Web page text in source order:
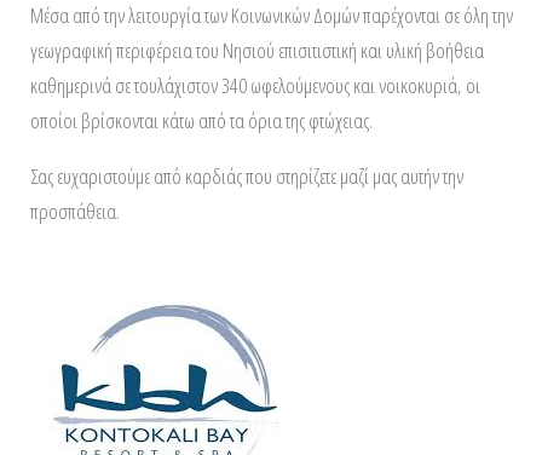
Μέσα από την λειτουργία των Κοινωνικών Δομών παρέχονται σε όλη την
γεωγραφική περιφέρεια του Νησιού επισιτιστική και υλική βοήθεια
καθημερινά σε τουλάχιστον 340 ωφελούμενους και νοικοκυριά, οι
οποίοι βρίσκονται κάτω από τα όρια της φτώχειας.
Σας ευχαριστούμε από καρδιάς που στηρίζετε μαζί μας αυτήν την
προσπάθεια.